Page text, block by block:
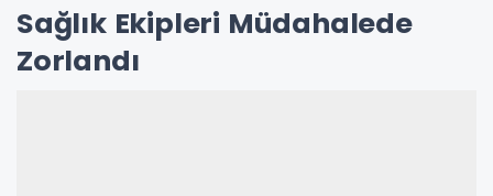
Sağlık Ekipleri Müdahalede
Zorlandı